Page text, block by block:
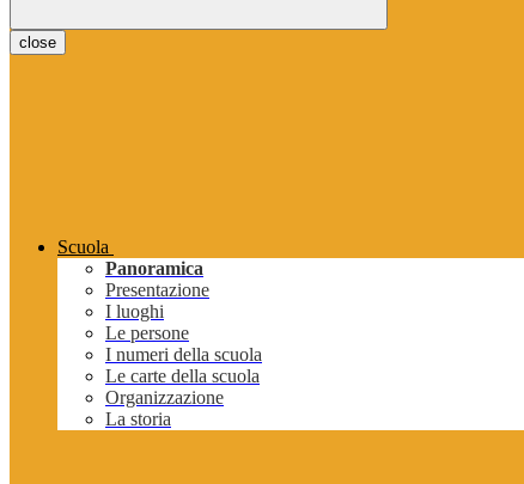
close
Scuola
Panoramica
Presentazione
I luoghi
Le persone
I numeri della scuola
Le carte della scuola
Organizzazione
La storia